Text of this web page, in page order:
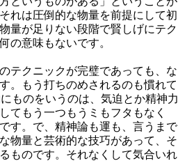
れは圧倒的な物量を前提にして初
量が足りない段階で賢しげにテク
の意味もないです。
テクニックが完璧であっても、な
。もう打ちのめされるのも慣れて
ものをいうのは、気迫とか精神力
てもう一つもうミもフタもなく
す。で、精神論も運も、言うまで
物量と芸術的な技巧があって、そ
ものです。それなくして気合いれ